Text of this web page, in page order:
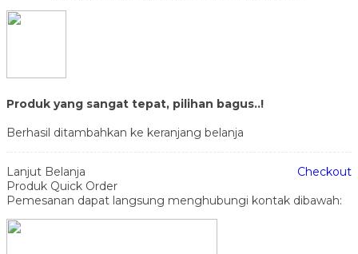
Produk yang sangat tepat, pilihan bagus..!
Berhasil ditambahkan ke keranjang belanja
Lanjut Belanja
Checkout
Produk Quick Order
Pemesanan dapat langsung menghubungi kontak dibawah: